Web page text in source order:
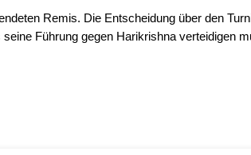
Remis. Die Entscheidung über den
Führung gegen Harikrishna verteidigen